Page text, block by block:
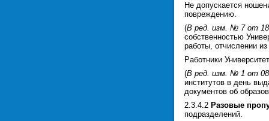
Не допускается
повреждению.
(В ред. изм. № 7 от
собственностью
работы, отчислении
Работники
(В ред. изм. № 1 от
институтов в день
документов об
2.3.4.2 Разовые
подразделений.